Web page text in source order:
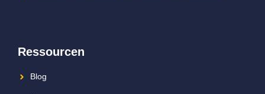
Ressourcen
Blog